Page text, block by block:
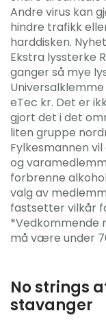
Andre virus kan
hindre trafikk
harddisken.
Ekstra lyssterke
ganger så mye
eTec kr. Det er
gjort det i det
liten gruppe
Fylkesmannen
og
forbrenne
valg av
fastsetter vilkår
*Vedkommende
må være under
No strings
stavanger